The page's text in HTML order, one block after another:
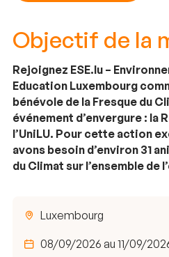
Objectif de la
Rejoignez ESE.lu –
Education Luxembourg
bénévole de la Fresque du
événement d’envergure : la
l’UniLU. Pour cette action
avons besoin d’environ 31
du Climat sur l’ensemble de
Luxembourg
08/09/2026 au 11/09/